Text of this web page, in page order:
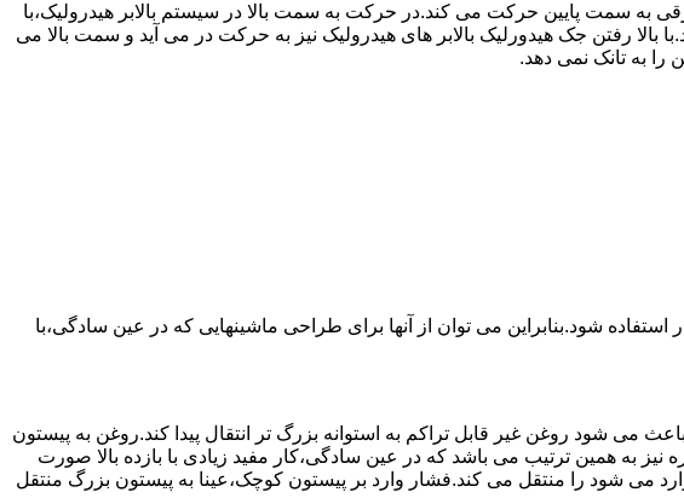
به سمت پایین حرکت می کند.در حرکت به سمت بالا در سیستم بالابر هیدرولیک،با
رفتن جک هیدورلیک بالابر های هیدرولیک نیز به حرکت در می آید و سمت بالا می
را به تانک نمی دهد.
شود.بنابراین می توان از آنها برای طراحی ماشینهایی که در عین سادگی،با
می شود روغن غیر قابل تراکم به استوانه بزرگ تر انتقال پیدا کند.روغن به پیستون
به همین ترتیب می باشد که در عین سادگی،کار مفید زیادی با بازده بالا صورت
می شود را منتقل می کند.فشار وارد بر پیستون کوچک،عینا به پیستون بزرگ منتقل